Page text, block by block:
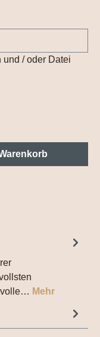
/ oder Datei
Mehr